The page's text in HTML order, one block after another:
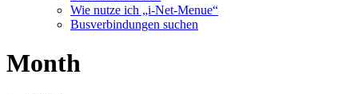
Wie nutze ich „i-Net-Menue“
Busverbindungen suchen
Month